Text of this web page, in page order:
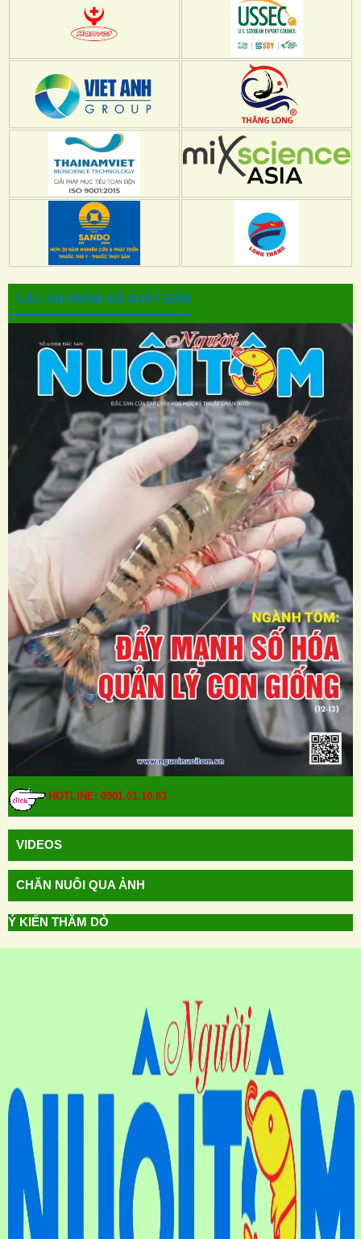
CÁC ẤN PHẨM ĐÃ XUẤT BẢN
HOTLINE: 0901.01.10.83
VIDEOS
CHĂN NUÔI QUA ẢNH
Ý KIẾN THĂM DÒ